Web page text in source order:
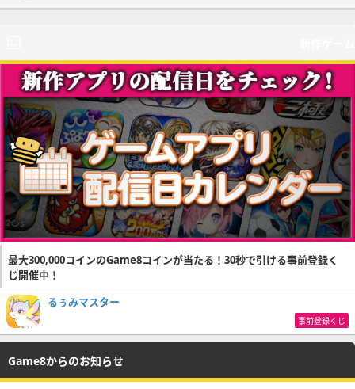
最大300,000コインのGame8コインが当たる！30秒で引ける事前登録く
じ開催中！
るぅみマスター
事前登録くじ
Game8からのお知らせ